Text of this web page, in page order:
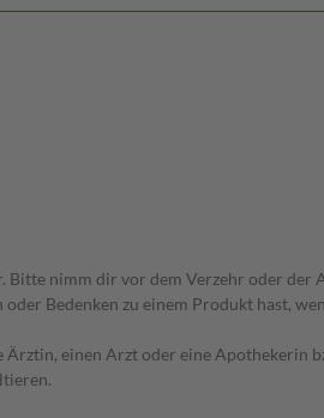
nimm dir vor dem Verzehr oder
Bedenken zu einem Produkt hast,
einen Arzt oder eine Apothekerin